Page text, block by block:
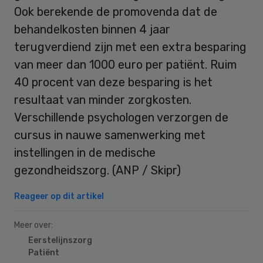
Ook berekende de promovenda dat de
behandelkosten binnen 4 jaar
terugverdiend zijn met een extra besparing
van meer dan 1000 euro per patiënt. Ruim
40 procent van deze besparing is het
resultaat van minder zorgkosten.
Verschillende psychologen verzorgen de
cursus in nauwe samenwerking met
instellingen in de medische
gezondheidszorg. (ANP / Skipr)
Reageer op dit artikel
Meer over:
Eerstelijnszorg
Patiënt